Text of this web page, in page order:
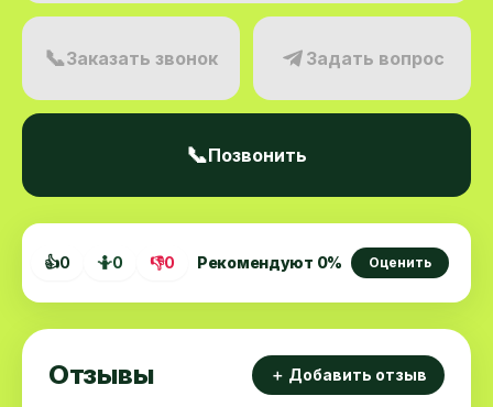
👍0 🤷0 👎0 Рекомендуют 0% Оценить
Отзывы ＋ Добавить отзыв
📞Заказать звонок Задать вопрос
📞Позвонить